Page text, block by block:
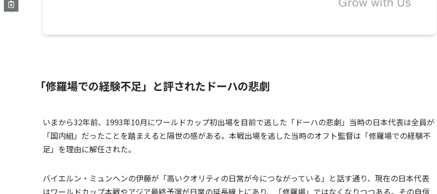
「修羅場での経験不足」と評されたドーハの悲劇
いまから32年前、1993年10月にワールドカップ初出場を目前で逃した「ドーハの悲劇」当時の日本代表は全員が
「国内組」だったことを踏まえると隔世の感がある。本戦出場を逃した当時のオフト監督は「修羅場での経験不
足」を理由に解任された。
バイエルン・ミュンヘンの伊藤が「高いクオリティの日常が今につながっている」と話す通り、現在の日本代表
はワールドカップ本戦やアジア最終予選が日常の延長線上にあり、「修羅場」ではなくなりつつある。その自信